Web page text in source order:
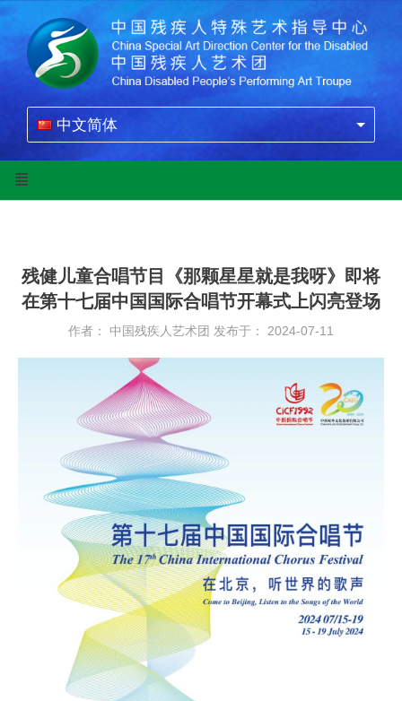
中文简体
残健儿童合唱节目《那颗星星就是我呀》即将
在第十七届中国国际合唱节开幕式上闪亮登场
作者： 中国残疾人艺术团 发布于： 2024-07-11